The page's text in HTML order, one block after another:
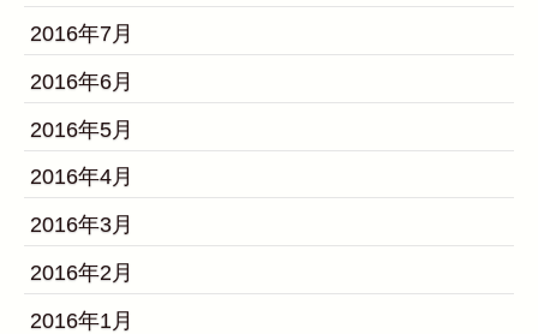
2016年7月
2016年6月
2016年5月
2016年4月
2016年3月
2016年2月
2016年1月